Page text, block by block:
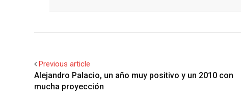
Previous article
Alejandro Palacio, un año muy positivo y un 2010 con
mucha proyección